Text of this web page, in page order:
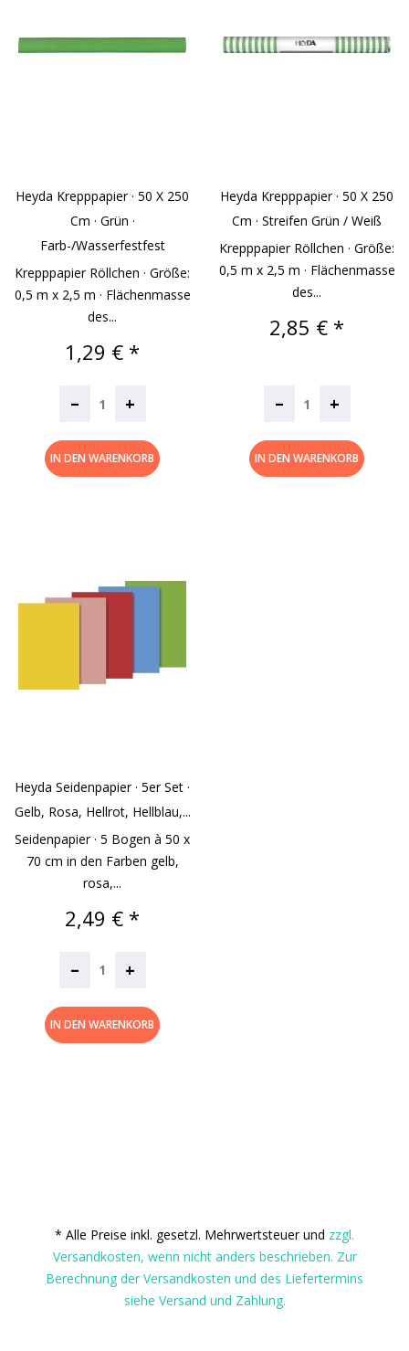
Heyda Krepppapier · 50 X 250
Cm · Grün ·
Farb-/wasserfestfest
Krepppapier Röllchen · Größe:
0,5 m x 2,5 m · Flächenmasse
des...
Preis
1,29 € *
– +
IN DEN WARENKORB
Heyda Krepppapier · 50 X 250
Cm · Streifen Grün / Weiß
Krepppapier Röllchen · Größe:
0,5 m x 2,5 m · Flächenmasse
des...
Preis
2,85 € *
– +
IN DEN WARENKORB
Heyda Seidenpapier · 5er Set ·
Gelb, Rosa, Hellrot, Hellblau,...
Seidenpapier · 5 Bogen à 50 x
70 cm in den Farben gelb,
rosa,...
Preis
2,49 € *
– +
IN DEN WARENKORB
* Alle Preise inkl. gesetzl. Mehrwertsteuer und zzgl.
Versandkosten, wenn nicht anders beschrieben. Zur
Berechnung der Versandkosten und des Liefertermins
siehe Versand und Zahlung.